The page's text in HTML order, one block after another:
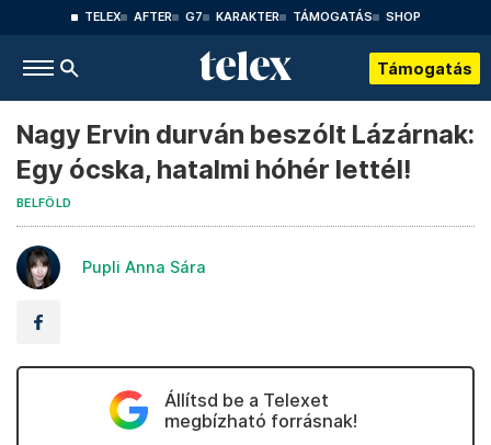
TELEX AFTER G7 KARAKTER TÁMOGATÁS SHOP
Támogatás
Nagy Ervin durván beszólt Lázárnak:
Egy ócska, hatalmi hóhér lettél!
BELFÖLD
Pupli Anna Sára
Állítsd be a Telexet
megbízható forrásnak!